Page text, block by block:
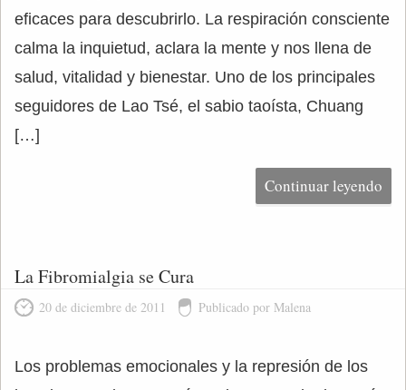
eficaces para descubrirlo. La respiración consciente
calma la inquietud, aclara la mente y nos llena de
salud, vitalidad y bienestar. Uno de los principales
seguidores de Lao Tsé, el sabio taoísta, Chuang
[…]
Continuar leyendo
La Fibromialgia se Cura
20 de diciembre de 2011 Publicado por Malena
Los problemas emocionales y la represión de los